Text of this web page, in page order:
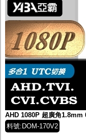
AHD 1080P 超廣角1.8mm
料號:DOM-170V2